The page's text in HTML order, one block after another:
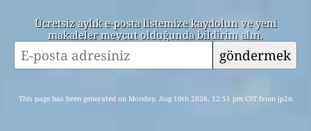
Ücretsiz aylık e-posta listemize kaydolun ve yeni
makaleler mevcut olduğunda bildirim alın.
göndermek
This page has been generated on Monday, Aug 10th 2026, 12:51 pm CST from jp2n